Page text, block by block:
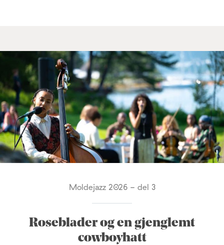
Moldejazz 2026 - del 3
Roseblader og en gjenglemt
cowboyhatt